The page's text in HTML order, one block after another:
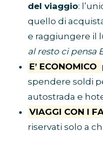
del viaggio:
quello di
e raggiungere il
al resto ci pensa
E’ ECONOMICO
spendere soldi
autostrada e
VIAGGI CON I
riservati solo a